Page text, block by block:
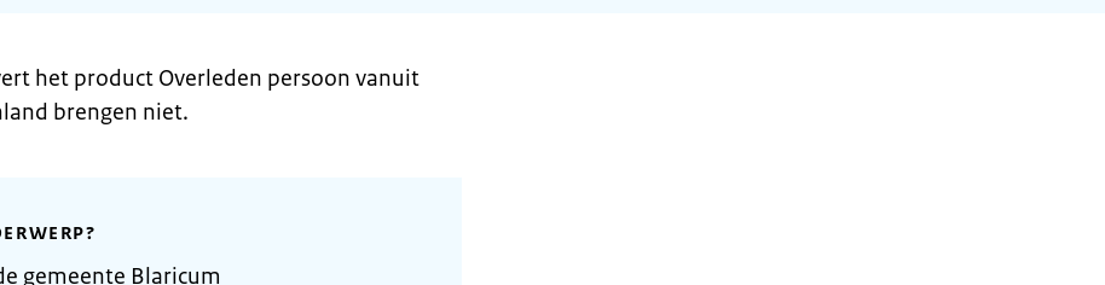
het product Overleden persoon vanuit
brengen niet.
gemeente Blaricum